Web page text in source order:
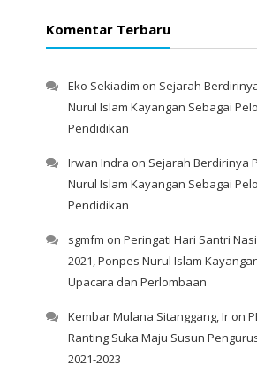
Komentar Terbaru
Eko Sekiadim on Sejarah
Nurul Islam Kayangan Sebagai
Pendidikan
Irwan Indra on Sejarah Berdirinya
Nurul Islam Kayangan Sebagai
Pendidikan
sgmfm on Peringati Hari Santri
2021, Ponpes Nurul Islam
Upacara dan Perlombaan
Kembar Mulana Sitanggang, Ir on
Ranting Suka Maju Susun
2021-2023